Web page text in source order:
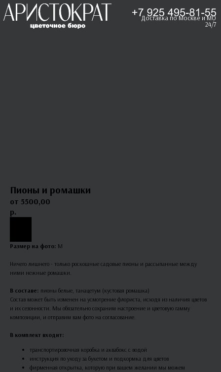
Доставка по Москве и МО
24/7
Пионы и ромашки
5500,00
р.
Размер на фото: М
Ничего лишнего - только роскошные садовые пионы и рассыпанные между
ними нежные ромашки.
В составе: пионы белые, танацетум (кустовая ромашка)
Состав может быть изменен на усмотрение флориста, исходя из наличия цветов
и их сезонности. Мы обязательно сохраним настроение и цветовую гамму
композиции, и отправим вам фото на согласование.
В комплект входит:
транспортировочная коробка и аквабокс с водой
инструкция по уходу за букетом и подкормка для цветов
фирменная открытка, которую при вашем желании мы можем